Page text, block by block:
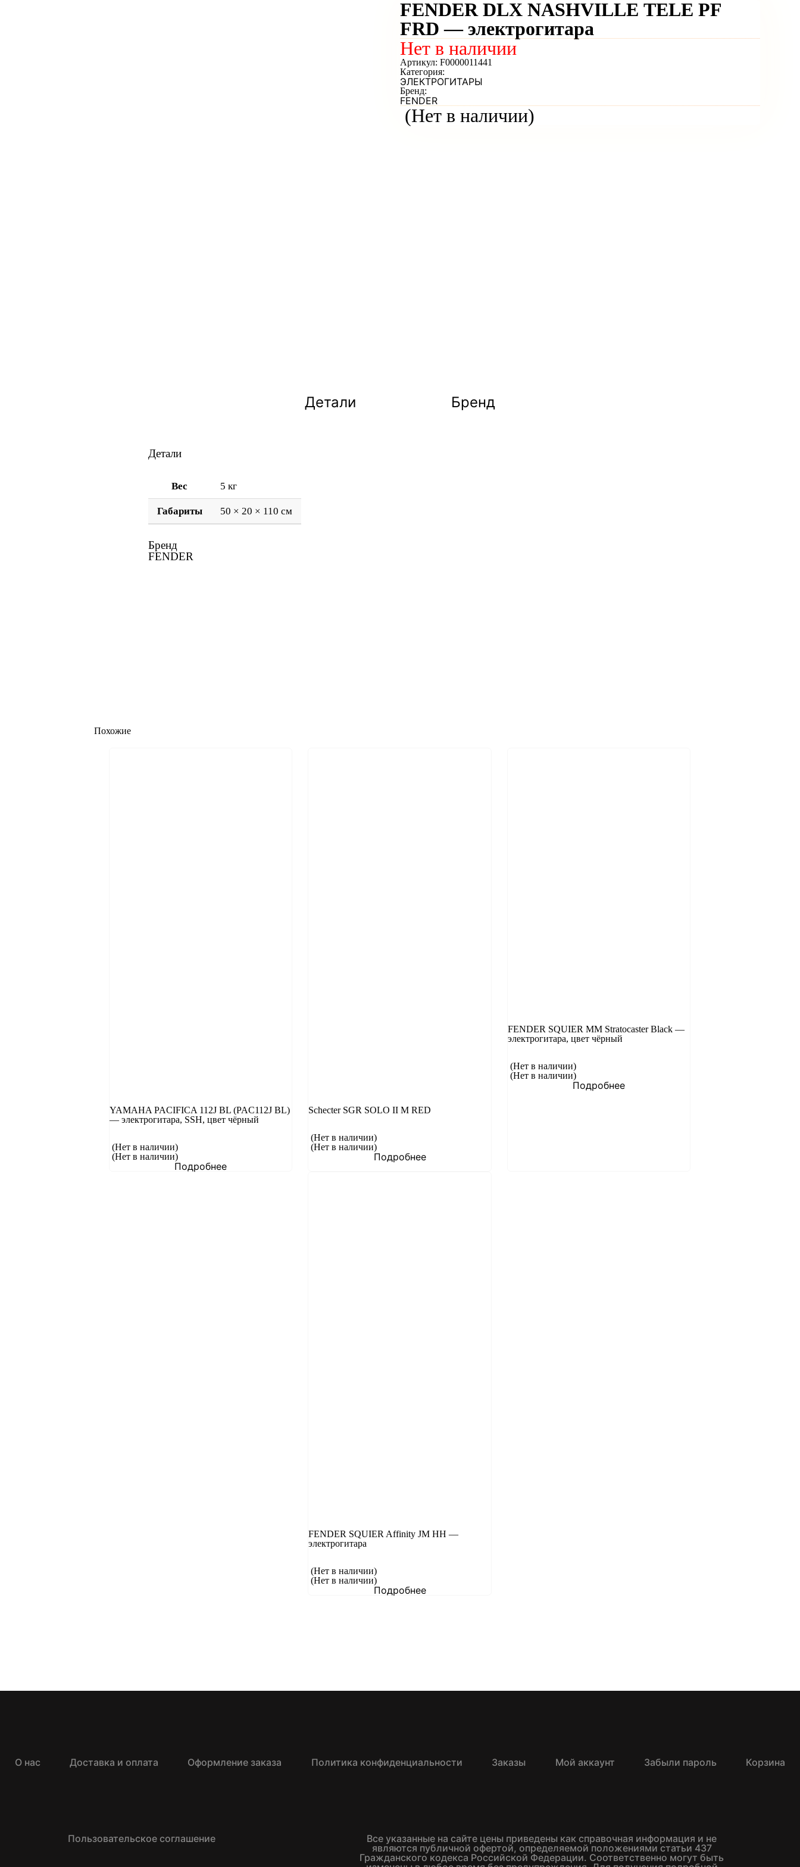
FENDER DLX NASHVILLE TELE PF
FRD — электрогитара
(Нет в наличии)
Нет в наличии
Артикул: F0000011441
Категория:
ЭЛЕКТРОГИТАРЫ
Бренд:
FENDER
Детали Бренд
Детали
Вес 5 кг
Габариты 50 × 20 × 110 см
Бренд
FENDER
Похожие
YAMAHA PACIFICA 112J BL (PAC112J BL)
— электрогитара, SSH, цвет чёрный
(Нет в наличии)
(Нет в наличии)
Подробнее
Schecter SGR SOLO II M RED
(Нет в наличии)
(Нет в наличии)
Подробнее
FENDER SQUIER MM Stratocaster Black —
электрогитара, цвет чёрный
(Нет в наличии)
(Нет в наличии)
Подробнее
FENDER SQUIER Affinity JM HH —
электрогитара
(Нет в наличии)
(Нет в наличии)
Подробнее
О нас Доставка и оплата Оформление заказа Политика конфиденциальности Заказы Мой аккаунт Забыли пароль Корзина
Пользовательское соглашение
Все указанные на сайте цены приведены как справочная информация и не
являются публичной офертой, определяемой положениями статьи 437
Гражданского кодекса Российской Федерации. Соответственно могут быть